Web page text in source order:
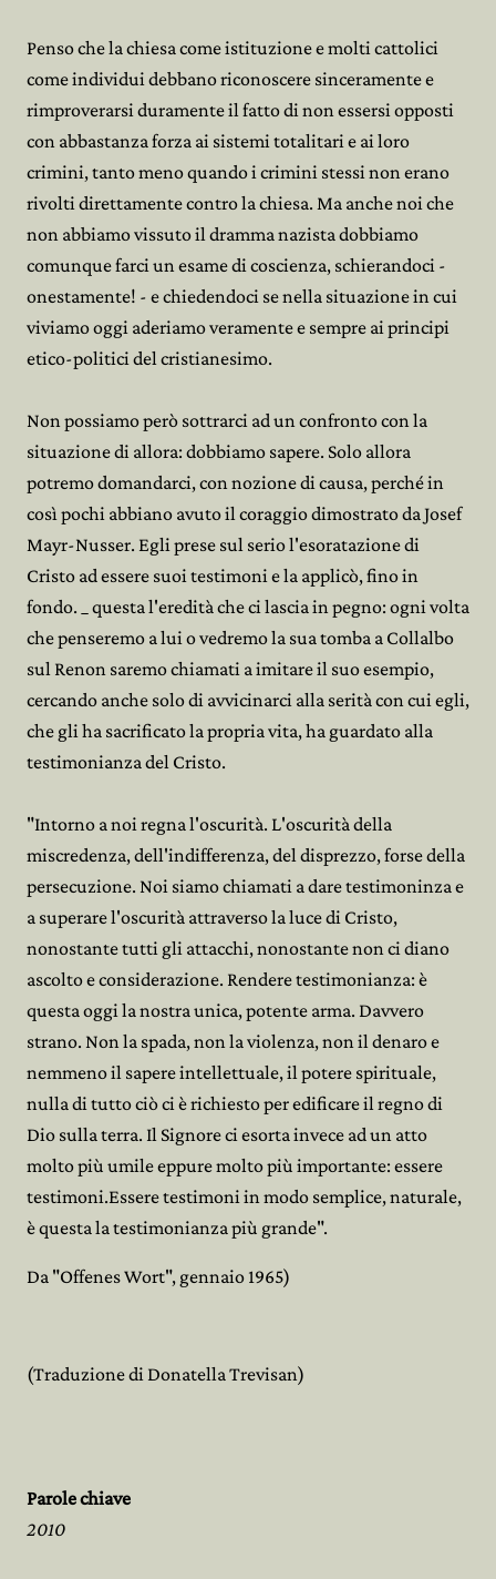
Penso che la chiesa come istituzione e molti cattolici
come individui debbano riconoscere sinceramente e
rimproverarsi duramente il fatto di non essersi opposti
con abbastanza forza ai sistemi totalitari e ai loro
crimini, tanto meno quando i crimini stessi non erano
rivolti direttamente contro la chiesa. Ma anche noi che
non abbiamo vissuto il dramma nazista dobbiamo
comunque farci un esame di coscienza, schierandoci -
onestamente! - e chiedendoci se nella situazione in cui
viviamo oggi aderiamo veramente e sempre ai principi
etico-politici del cristianesimo.
Non possiamo però sottrarci ad un confronto con la
situazione di allora: dobbiamo sapere. Solo allora
potremo domandarci, con nozione di causa, perché in
così pochi abbiano avuto il coraggio dimostrato da Josef
Mayr-Nusser. Egli prese sul serio l'esoratazione di
Cristo ad essere suoi testimoni e la applicò, fino in
fondo. _ questa l'eredità che ci lascia in pegno: ogni volta
che penseremo a lui o vedremo la sua tomba a Collalbo
sul Renon saremo chiamati a imitare il suo esempio,
cercando anche solo di avvicinarci alla serità con cui egli,
che gli ha sacrificato la propria vita, ha guardato alla
testimonianza del Cristo.
"Intorno a noi regna l'oscurità. L'oscurità della
miscredenza, dell'indifferenza, del disprezzo, forse della
persecuzione. Noi siamo chiamati a dare testimoninza e
a superare l'oscurità attraverso la luce di Cristo,
nonostante tutti gli attacchi, nonostante non ci diano
ascolto e considerazione. Rendere testimonianza: è
questa oggi la nostra unica, potente arma. Davvero
strano. Non la spada, non la violenza, non il denaro e
nemmeno il sapere intellettuale, il potere spirituale,
nulla di tutto ciò ci è richiesto per edificare il regno di
Dio sulla terra. Il Signore ci esorta invece ad un atto
molto più umile eppure molto più importante: essere
testimoni.Essere testimoni in modo semplice, naturale,
è questa la testimonianza più grande".
Da "Offenes Wort", gennaio 1965)
(Traduzione di Donatella Trevisan)
Parole chiave
2010